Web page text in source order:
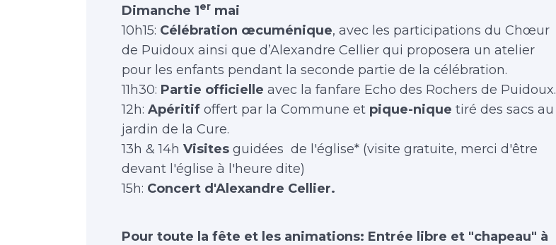
Dimanche 1er mai
10h15: Célébration œcuménique, avec les participations du Chœur
de Puidoux ainsi que d’Alexandre Cellier qui proposera un atelier
pour les enfants pendant la seconde partie de la célébration.
11h30: Partie officielle avec la fanfare Echo des Rochers de Puidoux.
12h: Apéritif offert par la Commune et pique-nique tiré des sacs au
jardin de la Cure.
13h & 14h Visites guidées de l'église* (visite gratuite, merci d'être
devant l'église à l'heure dite)
15h: Concert d'Alexandre Cellier.
Pour toute la fête et les animations: Entrée libre et "chapeau" à